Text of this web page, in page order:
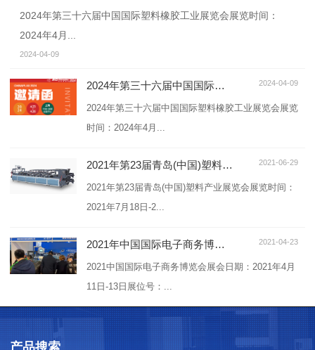
2024年第三十六届中国国际塑料橡胶工业展览会展览时间：
2024年4月...
2024-04-09
2024-04-09
2024年第三十六届中国国际塑料橡胶工业展览会
2024年第三十六届中国国际塑料橡胶工业展览会展览
时间：2024年4月...
2021-06-29
2021年第23届青岛(中国)塑料产业展览会
2021年第23届青岛(中国)塑料产业展览会展览时间：
2021年7月18日-2...
2021-04-23
2021年中国国际电子商务博览会
2021中国国际电子商务博览会展会日期：2021年4月
11日-13日展位号：...
产品搜索